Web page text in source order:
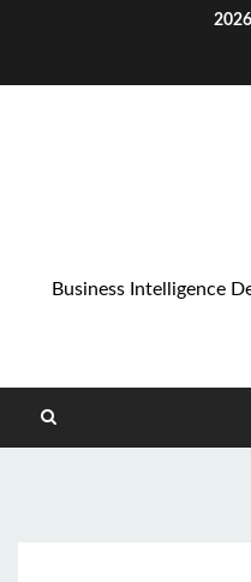
Business Intelligence